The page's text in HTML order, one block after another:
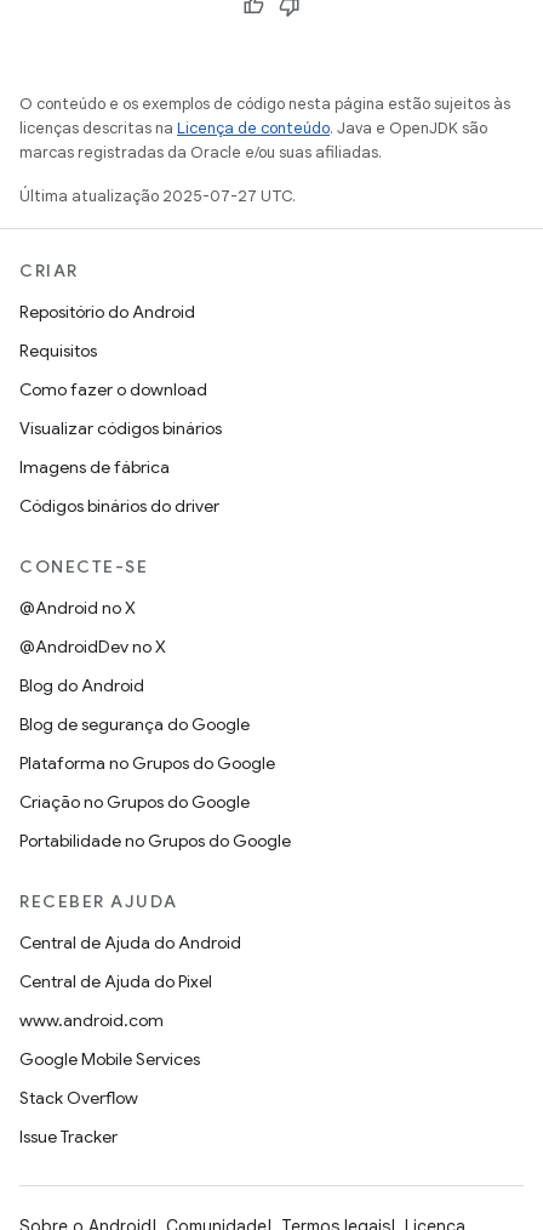
O conteúdo e os exemplos de código nesta página estão sujeitos às
licenças descritas na Licença de conteúdo. Java e OpenJDK são
marcas registradas da Oracle e/ou suas afiliadas.
Última atualização 2025-07-27 UTC.
CRIAR
Repositório do Android
Requisitos
Como fazer o download
Visualizar códigos binários
Imagens de fábrica
Códigos binários do driver
CONECTE-SE
@Android no X
@AndroidDev no X
Blog do Android
Blog de segurança do Google
Plataforma no Grupos do Google
Criação no Grupos do Google
Portabilidade no Grupos do Google
RECEBER AJUDA
Central de Ajuda do Android
Central de Ajuda do Pixel
www.android.com
Google Mobile Services
Stack Overflow
Issue Tracker